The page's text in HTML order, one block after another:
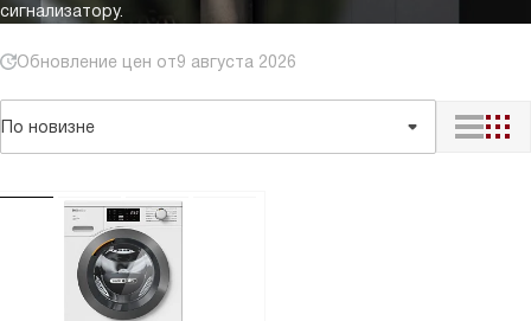
сигнализатору.
Обновление цен от9 августа 2026
По новизне